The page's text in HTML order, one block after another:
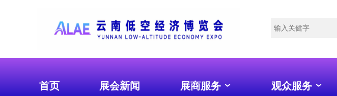
首页 展会新闻 展商服务 观众服务